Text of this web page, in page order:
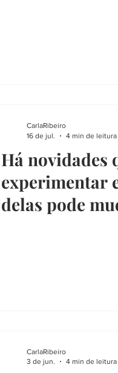
Há novidades
experimentar
delas pode
CarlaRibeiro
16 de jul.
4 min de leitura
CarlaRibeiro
3 de jun.
4 min de leitura